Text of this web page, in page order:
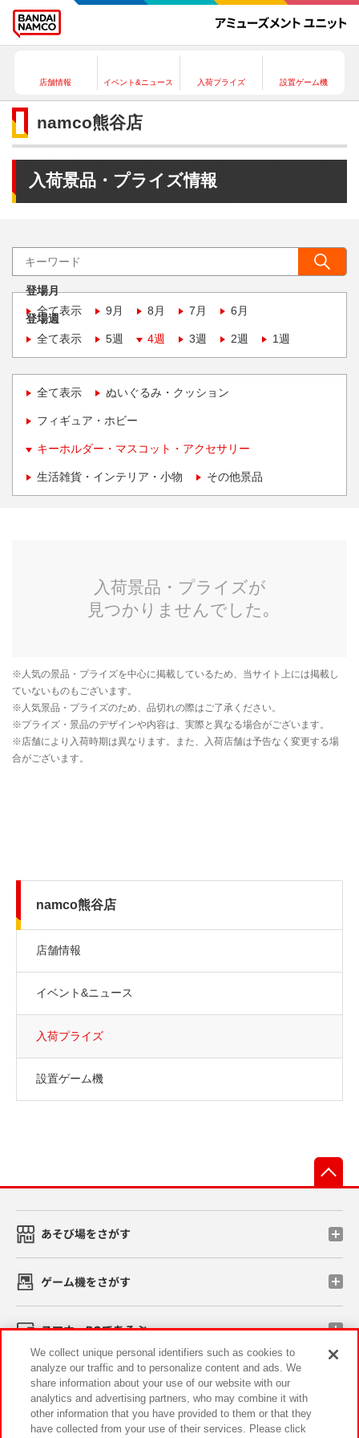
店舗情報 イベント&ニュース 入荷プライズ 設置ゲーム機
namco熊谷店
入荷景品・プライズ情報
登場月
全て表示
9月 8月 7月 6月
登場週
全て表示
5週 4週 3週 2週 1週
全て表示 ぬいぐるみ・クッション
フィギュア・ホビー
キーホルダー・マスコット・アクセサリー
生活雑貨・インテリア・小物 その他景品
namco熊谷店
店舗情報
イベント&ニュース
入荷プライズ
設置ゲーム機
あそび場をさがす
ゲーム機をさがす
スマホ・PCであそぶ
イベント・キャンペーン
We collect unique personal identifiers such as cookies to
analyze our traffic and to personalize content and ads. We
share information about your use of our website with our
analytics and advertising partners, who may combine it with
other information that you have provided to them or that they
have collected from your use of their services. Please click